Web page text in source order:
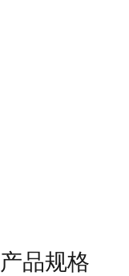
产品规格